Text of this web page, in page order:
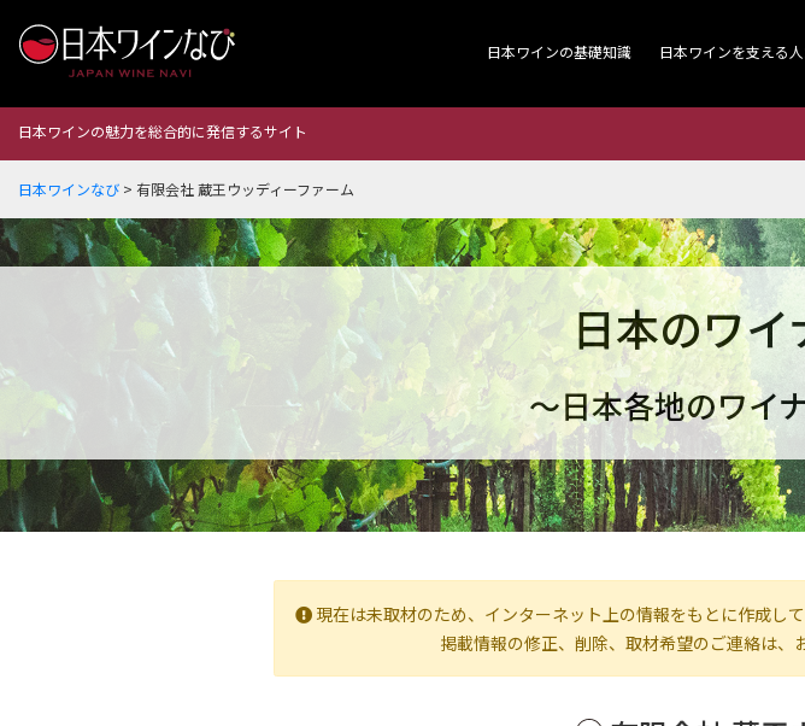
日本ワインの基礎知識 日本ワインを支える
日本ワインの魅力を総合的に発信するサイト
日本ワインなび > 有限会社 蔵王ウッディーファーム
日本のワ
～日本各地のワイ
現在は未取材のため、インターネット上の情報をもとに作成し
掲載情報の修正、削除、取材希望のご連絡は、